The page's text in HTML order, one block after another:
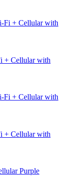
+ Cellular with
+ Cellular with